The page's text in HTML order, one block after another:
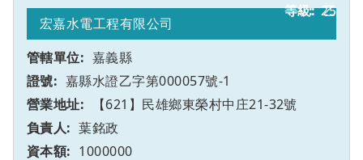
25
宏嘉水電工程有限公司
嘉義縣
嘉縣水證乙字第000057號-1
【621】民雄鄉東榮村中庄21-32號
乙
葉銘政
1000000